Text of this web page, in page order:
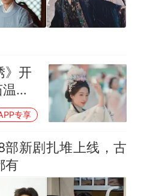
》开
峥
专享
新剧扎堆上线，古
有